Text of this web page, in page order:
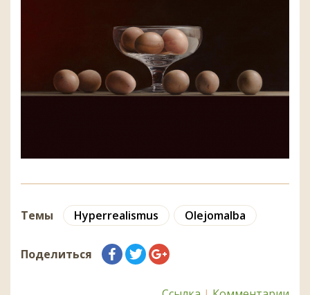
Темы Hyperrealismus Olejomalba
Поделиться